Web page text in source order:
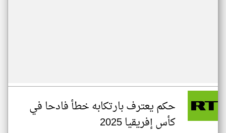
حكم يعترف بارتكابه خطأ فادحا في
كأس إفريقيا 2025